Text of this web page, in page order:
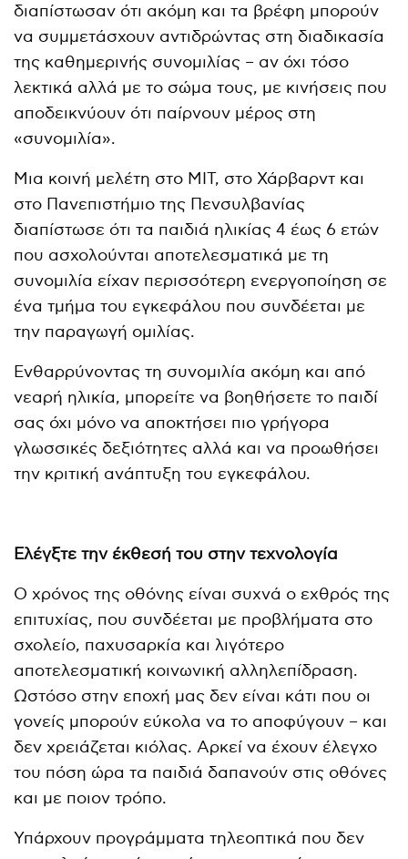
διαπίστωσαν ότι ακόμη και τα βρέφη μπορούν
να συμμετάσχουν αντιδρώντας στη διαδικασία
της καθημερινής συνομιλίας – αν όχι τόσο
λεκτικά αλλά με το σώμα τους, με κινήσεις που
αποδεικνύουν ότι παίρνουν μέρος στη
«συνομιλία».
Μια κοινή μελέτη στο MIT, στο Χάρβαρντ και
στο Πανεπιστήμιο της Πενσυλβανίας
διαπίστωσε ότι τα παιδιά ηλικίας 4 έως 6 ετών
που ασχολούνται αποτελεσματικά με τη
συνομιλία είχαν περισσότερη ενεργοποίηση σε
ένα τμήμα του εγκεφάλου που συνδέεται με
την παραγωγή ομιλίας.
Ενθαρρύνοντας τη συνομιλία ακόμη και από
νεαρή ηλικία, μπορείτε να βοηθήσετε το παιδί
σας όχι μόνο να αποκτήσει πιο γρήγορα
γλωσσικές δεξιότητες αλλά και να προωθήσει
την κριτική ανάπτυξη του εγκεφάλου.
Ελέγξτε την έκθεσή του στην τεχνολογία
Ο χρόνος της οθόνης είναι συχνά ο εχθρός της
επιτυχίας, που συνδέεται με προβλήματα στο
σχολείο, παχυσαρκία και λιγότερο
αποτελεσματική κοινωνική αλληλεπίδραση.
Ωστόσο στην εποχή μας δεν είναι κάτι που οι
γονείς μπορούν εύκολα να το αποφύγουν – και
δεν χρειάζεται κιόλας. Αρκεί να έχουν έλεγχο
του πόση ώρα τα παιδιά δαπανούν στις οθόνες
και με ποιον τρόπο.
Υπάρχουν προγράμματα τηλεοπτικά που δεν